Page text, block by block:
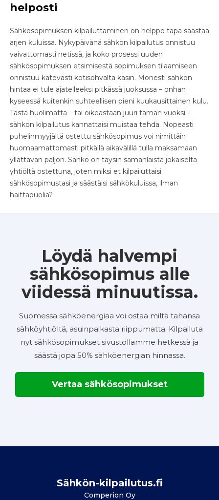
helposti
Sähkösopimuksen kilpailuttaminen on helppo tapa säästää
arjen kuluissa. Nykypäivänä sähkön kilpailutus onnistuu
vaivattomasti netissä, ja koko prosessi uuden
sähkösopimuksen etsimisestä sopimuksen tilaamiseen
onnistuu kätevästi kotisohvalta käsin. Monesti sähkön
hintaa ei tule ajatelleeksi pitkässä juoksussa – onhan
kyseessä kuitenkin suhteellisen pieni kuukausittainen kulu.
Tästä huolimatta – tai oikeastaan juuri tämän vuoksi –
sähkön kilpailutus kannattaisi muistaa tehdä. Nopeasti
puhelinmyyjältä ostettu sähkösopimus voi nimittäin
huomaamattomasti pitkällä aikavälillä tulla maksamaan
yllättävän paljon. Sähkö on täysin samanlaista jokaiselta
yhtiöltä ostettuna, joten miksi et kilpailuttaisi
sähkösopimustasi ja säästäisi sähkökuluissa, ilman
haittapuolia?
Löydä halvempi
sähkösopimus alle
viidessä minuutissa.
Suomessa sähköenergiaa voi ostaa miltä tahansa
sähköyhtiöltä, asuinpaikasta riippumatta. Kilpailuta
nyt sähkösopimukset sivustollamme hetkessä ja
säästä jopa 50% sähköenergian hinnassa.
Vertaa sähkösopimukset
Sähkön-kilpailutus.fi
Comperion Oy